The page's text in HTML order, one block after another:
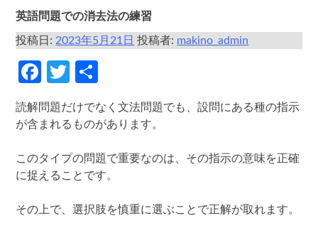
英語問題での消去法の練習
投稿日:2023年5月21日 投稿者: makino_admin
Facebook
Twitter
読解問題だけでなく文法問題でも、設問にある種の指示
が含まれるものがあります。
このタイプの問題で重要なのは、その指示の意味を正確
に捉えることです。
その上で、選択肢を慎重に選ぶことで正解が取れます。